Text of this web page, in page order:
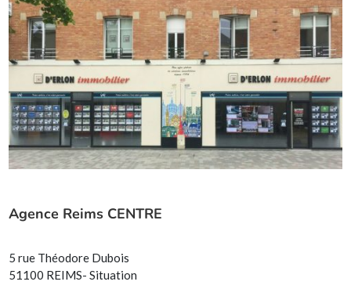
Agence Reims CENTRE
5 rue Théodore Dubois
51100 REIMS- Situation